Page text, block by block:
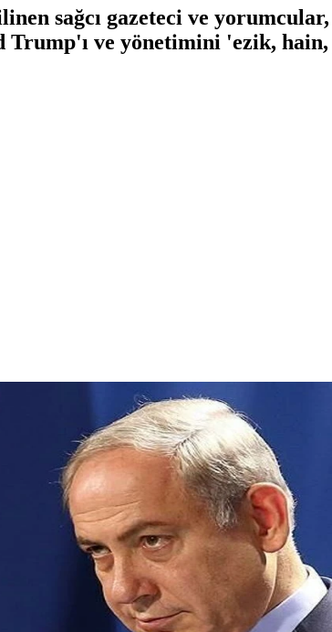
sağcı gazeteci ve
Trump'ı ve yönetimini 'ezik,